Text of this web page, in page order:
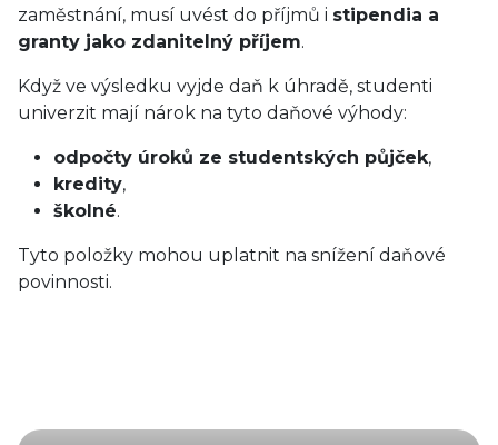
zaměstnání, musí uvést do příjmů i stipendia a
granty jako zdanitelný příjem.
Když ve výsledku vyjde daň k úhradě, studenti
univerzit mají nárok na tyto daňové výhody:
odpočty úroků ze studentských půjček,
kredity,
školné.
Tyto položky mohou uplatnit na snížení daňové
povinnosti.